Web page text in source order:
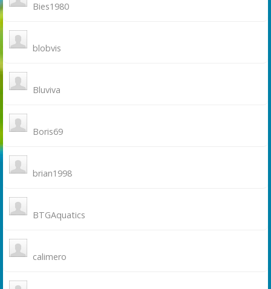
Bies1980
blobvis
Bluviva
Boris69
brian1998
BTGAquatics
calimero